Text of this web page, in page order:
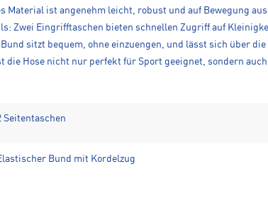
ist angenehm leicht, robust und auf Bewegung
Zwei Eingrifftaschen bieten schnellen Zugriff auf
sitzt bequem, ohne einzuengen, und lässt sich über
Hose nicht nur perfekt für Sport geeignet, sondern
Seitentaschen
Bund mit Kordelzug